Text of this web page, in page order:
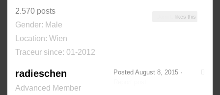
2.570 posts
Gender: Male
Location: Wien
Traceur since: 01-2012
likes this
radieschen
Advanced Member
Posted August 8, 2015 ·